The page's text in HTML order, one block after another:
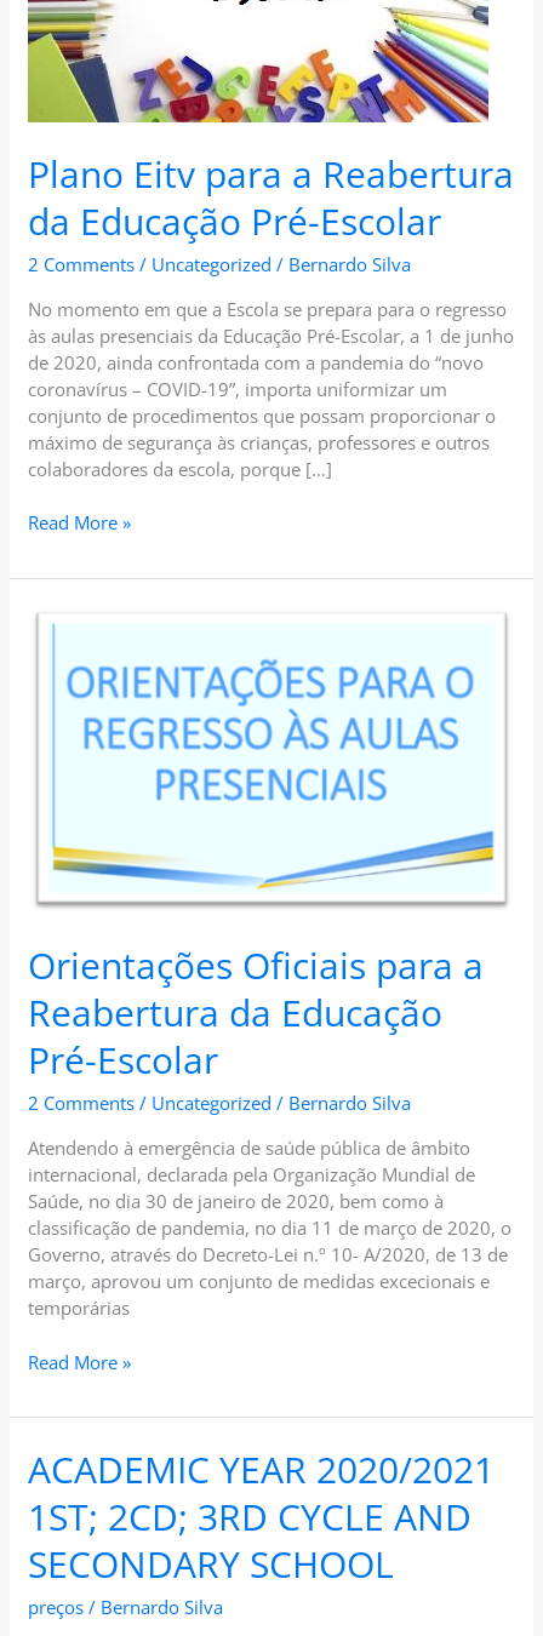
Plano Eitv para a Reabertura
da Educação Pré-Escolar
2 Comments / Uncategorized / Bernardo Silva
No momento em que a Escola se prepara para o regresso
às aulas presenciais da Educação Pré-Escolar, a 1 de junho
de 2020, ainda confrontada com a pandemia do “novo
coronavírus – COVID-19”, importa uniformizar um
conjunto de procedimentos que possam proporcionar o
máximo de segurança às crianças, professores e outros
colaboradores da escola, porque […]
Pré-
Escolar
Read More »
Orientações Oficiais para a
Reabertura da Educação
Pré-Escolar
2 Comments / Uncategorized / Bernardo Silva
Atendendo à emergência de saúde pública de âmbito
internacional, declarada pela Organização Mundial de
Saúde, no dia 30 de janeiro de 2020, bem como à
classificação de pandemia, no dia 11 de março de 2020, o
Governo, através do Decreto-Lei n.º 10- A/2020, de 13 de
março, aprovou um conjunto de medidas excecionais e
temporárias
Orientações
Reabertura
Read More »
ACADEMIC YEAR 2020/2021
1ST; 2CD; 3RD CYCLE AND
SECONDARY SCHOOL
preços / Bernardo Silva
ACADEMIC
YEAR
2020/2021
1ST;
2CD;
CYCLE